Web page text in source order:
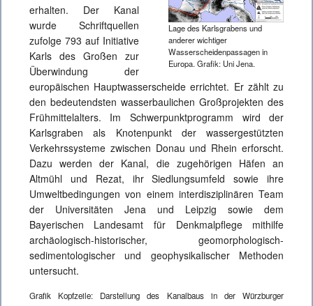
Lage des Karlsgrabens und
anderer wichtiger
Wasserscheidenpassagen in
Europa. Grafik: Uni Jena.
erhalten. Der Kanal
wurde Schriftquellen
zufolge 793 auf Initiative
Karls des Großen zur
Überwindung der
europäischen Hauptwasserscheide errichtet. Er zählt zu
den bedeutendsten wasserbaulichen Großprojekten des
Frühmittelalters. Im Schwerpunktprogramm wird der
Karlsgraben als Knotenpunkt der wassergestützten
Verkehrssysteme zwischen Donau und Rhein erforscht.
Dazu werden der Kanal, die zugehörigen Häfen an
Altmühl und Rezat, ihr Siedlungsumfeld sowie ihre
Umweltbedingungen von einem interdisziplinären Team
der Universitäten Jena und Leipzig sowie dem
Bayerischen Landesamt für Denkmalpflege mithilfe
archäologisch-historischer, geomorphologisch-
sedimentologischer und geophysikalischer Methoden
untersucht.
Grafik Kopfzeile: Darstellung des Kanalbaus in der Würzburger